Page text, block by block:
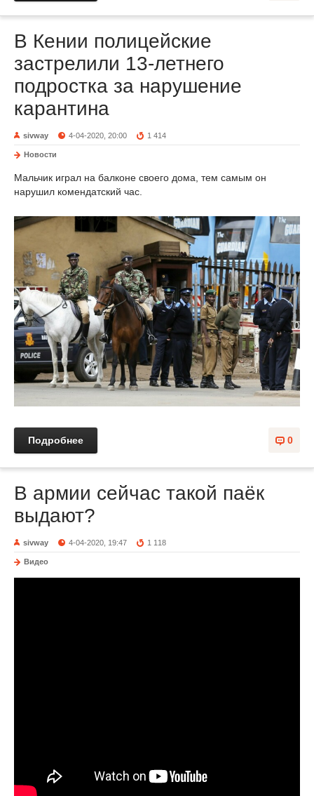
В Кении полицейские
застрелили 13-летнего
подростка за нарушение
карантина
sivway 4-04-2020, 20:00 1 414
Новости
Мальчик играл на балконе своего дома, тем самым он
нарушил комендатский час.
0
Подробнее
В армии сейчас такой паёк
выдают?
sivway 4-04-2020, 19:47 1 118
Видео